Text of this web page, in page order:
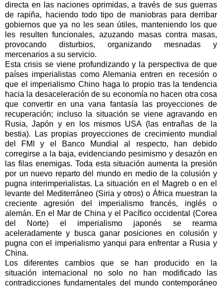
directa en las naciones oprimidas, a través de sus guerras
de rapiña, haciendo todo tipo de maniobras para derribar
gobiernos que ya no les sean útiles, manteniendo los que
les resulten funcionales, azuzando masas contra masas,
provocando disturbios, organizando mesnadas y
mercenarios a su servicio.
Esta crisis se viene profundizando y la perspectiva de que
países imperialistas como Alemania entren en recesión o
que el imperialismo Chino haga lo propio tras la tendencia
hacia la desaceleración de su economía no hacen otra cosa
que convertir en una vana fantasía las proyecciones de
recuperación; incluso la situación se viene agravando en
Rusia, Japón y en los mismos USA (las entrañas de la
bestia). Las propias proyecciones de crecimiento mundial
del FMI y el Banco Mundial al respecto, han debido
corregirse a la baja, evidenciando pesimismo y desazón en
las filas enemigas. Toda esta situación aumenta la presión
por un nuevo reparto del mundo en medio de la colusión y
pugna interimperialistas. La situación en el Magreb o en el
levante del Mediterráneo (Siria y otros) o África muestran la
creciente agresión del imperialismo francés, inglés o
alemán. En el Mar de China y el Pacífico occidental (Corea
del Norte) el imperialismo japonés se rearma
aceleradamente y busca ganar posiciones en colusión y
pugna con el imperialismo yanqui para enfrentar a Rusia y
China.
Los diferentes cambios que se han producido en la
situación internacional no solo no han modificado las
contradicciones fundamentales del mundo contemporáneo